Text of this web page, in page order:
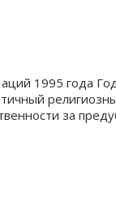
1995 года
за